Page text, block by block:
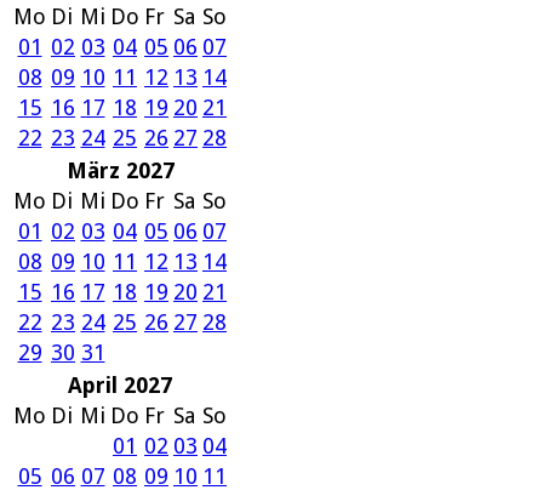
Mo Di Mi Do Fr Sa So
01 02 03 04 05 06 07
08 09 10 11 12 13 14
15 16 17 18 19 20 21
22 23 24 25 26 27 28
März 2027
Mo Di Mi Do Fr Sa So
01 02 03 04 05 06 07
08 09 10 11 12 13 14
15 16 17 18 19 20 21
22 23 24 25 26 27 28
29 30 31
April 2027
Mo Di Mi Do Fr Sa So
01 02 03 04
05 06 07 08 09 10 11